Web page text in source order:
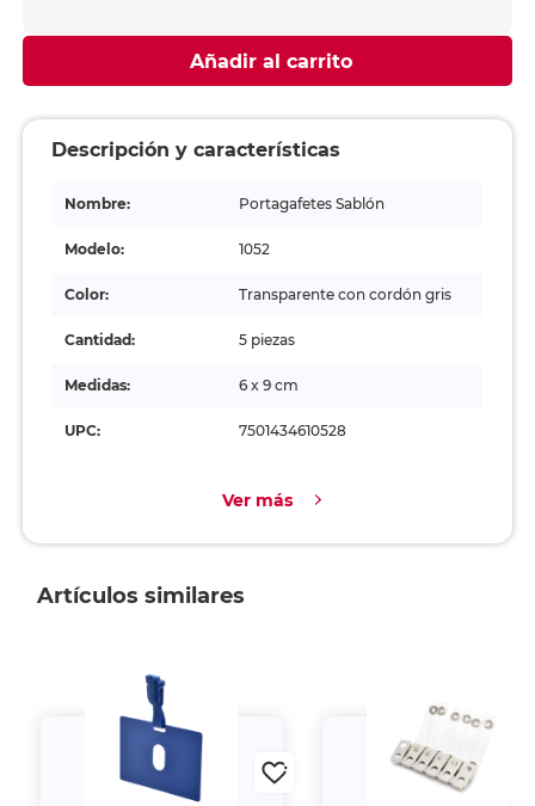
Añadir al carrito
Descripción y características
Nombre: Portagafetes Sablón
Modelo: 1052
Color: Transparente con cordón gris
Cantidad: 5 piezas
Medidas: 6 x 9 cm
UPC: 7501434610528
Ver más
Artículos similares